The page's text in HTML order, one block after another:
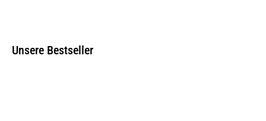
Unsere Bestseller